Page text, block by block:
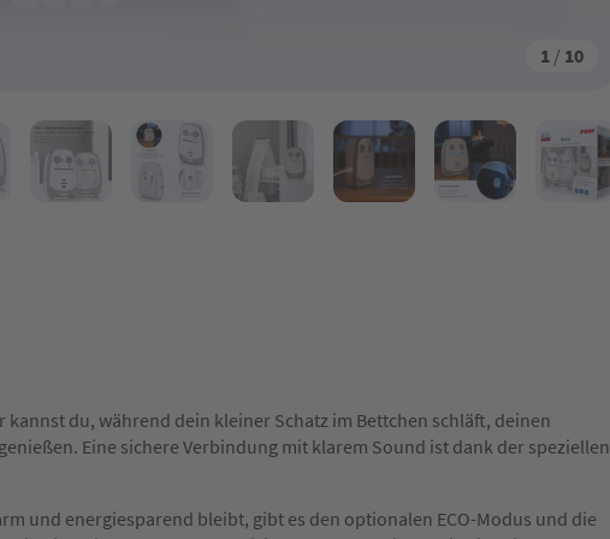
1 / 10
kannst du, während dein kleiner Schatz im Bettchen schläft, deinen
Eine sichere Verbindung mit klarem Sound ist dank der speziellen
und energiesparend bleibt, gibt es den optionalen ECO-Modus und die